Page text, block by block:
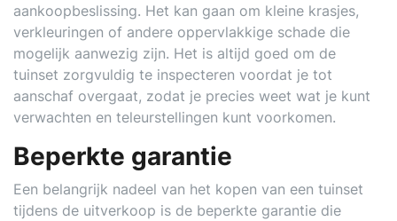
aankoopbeslissing. Het kan gaan om kleine krasjes,
verkleuringen of andere oppervlakkige schade die
mogelijk aanwezig zijn. Het is altijd goed om de
tuinset zorgvuldig te inspecteren voordat je tot
aanschaf overgaat, zodat je precies weet wat je kunt
verwachten en teleurstellingen kunt voorkomen.
Beperkte garantie
Een belangrijk nadeel van het kopen van een tuinset
tijdens de uitverkoop is de beperkte garantie die